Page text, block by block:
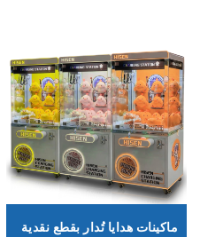
ماكينات هدايا تُدار بقطع نقدية